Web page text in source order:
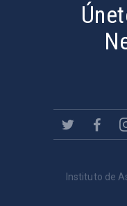
Instituto de